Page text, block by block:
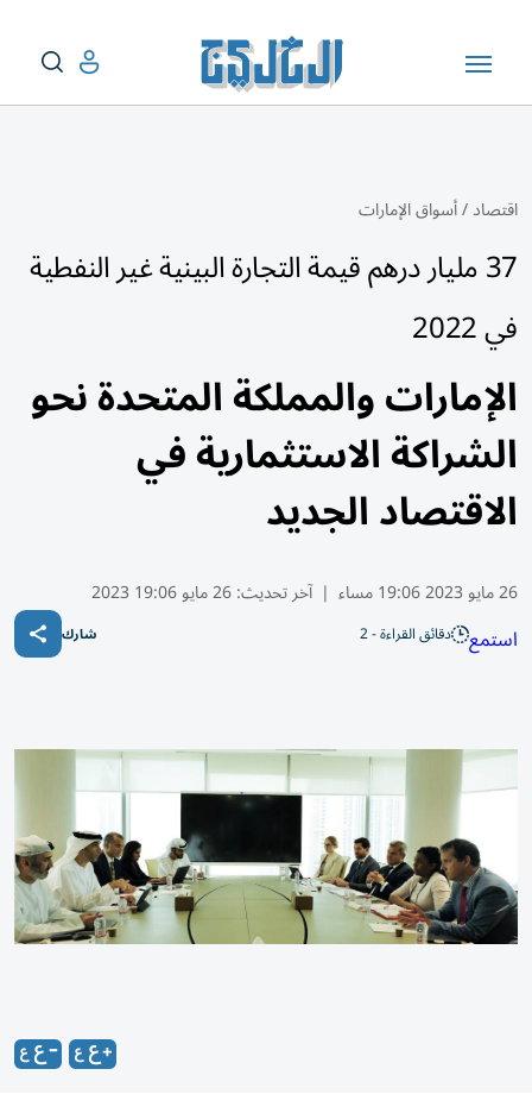
اقتصاد/أسواق الإمارات
37 مليار درهم قيمة التجارة البينية غير النفطية
في 2022
الإمارات والمملكة المتحدة نحو
الشراكة الاستثمارية في
الاقتصاد الجديد
26 مايو 2023 19:06 مساء | آخر تحديث:26 مايو 19:06 2023
استمع دقائق القراءة - 2 شارك